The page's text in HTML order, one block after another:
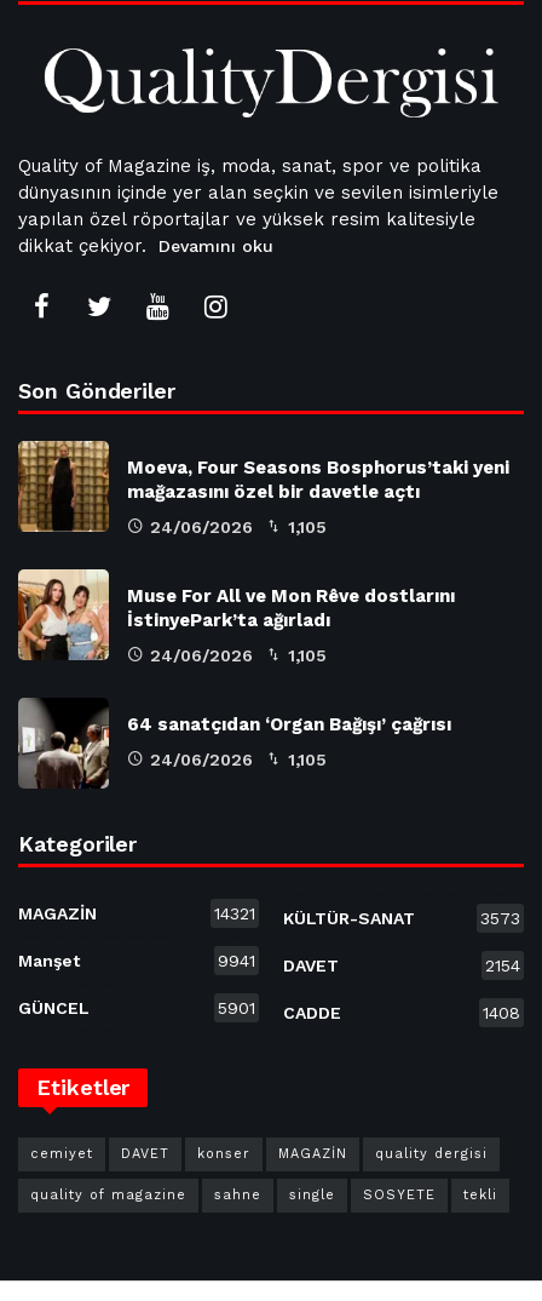
Quality of Magazine iş, moda, sanat, spor ve politika
dünyasının içinde yer alan seçkin ve sevilen isimleriyle
yapılan özel röportajlar ve yüksek resim kalitesiyle
dikkat çekiyor.
Devamını oku
Son Gönderiler
Moeva, Four Seasons Bosphorus’taki yeni
mağazasını özel bir davetle açtı
24/06/2026 1,105
Muse For All ve Mon Rêve dostlarını
İstinyePark’ta ağırladı
24/06/2026 1,105
64 sanatçıdan ‘Organ Bağışı’ çağrısı
24/06/2026 1,105
Kategoriler
MAGAZİN 14321
Manşet 9941
GÜNCEL 5901
KÜLTÜR-SANAT 3573
DAVET 2154
CADDE 1408
Etiketler
cemiyet DAVET konser MAGAZİN quality dergisi
quality of magazine sahne single SOSYETE tekli